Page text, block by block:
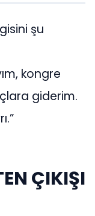
şu
kongre
giderim.
ÇIKIŞI